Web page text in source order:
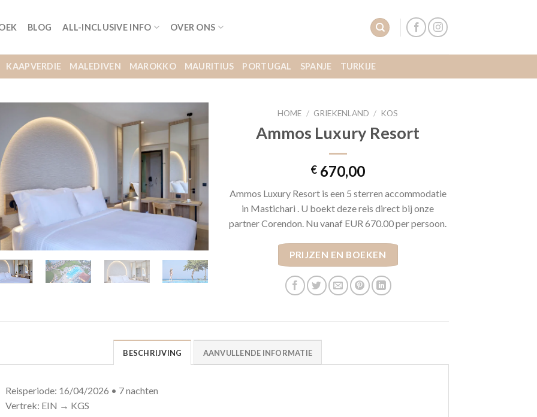
BLOG ALL-INCLUSIVE INFO OVER ONS
KAAPVERDIE MALEDIVEN MAROKKO MAURITIUS PORTUGAL SPANJE TURKIJE
HOME / GRIEKENLAND / KOS
Ammos Luxury Resort
€ 670,00
Ammos Luxury Resort is een 5 sterren accommodatie
in Mastichari . U boekt deze reis direct bij onze
partner Corendon. Nu vanaf EUR 670.00 per persoon.
PRIJZEN EN BOEKEN
BESCHRIJVING AANVULLENDE INFORMATIE
Reisperiode: 16/04/2026 • 7 nachten
Vertrek: EIN → KGS